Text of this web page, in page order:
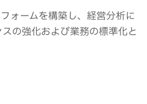
ォームを構築し、経営分析に
の強化および業務の標準化と